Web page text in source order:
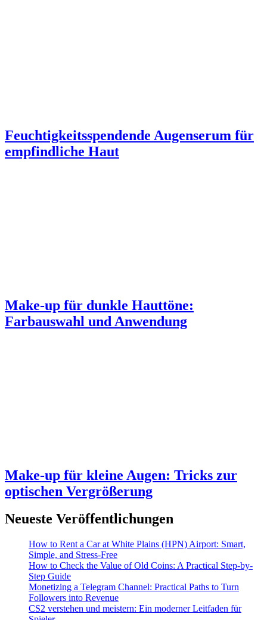
Feuchtigkeitsspendende Augenserum für
empfindliche Haut
Make-up für dunkle Hauttöne:
Farbauswahl und Anwendung
Make-up für kleine Augen: Tricks zur
optischen Vergrößerung
Neueste Veröffentlichungen
How to Rent a Car at White Plains (HPN) Airport: Smart,
Simple, and Stress-Free
How to Check the Value of Old Coins: A Practical Step-by-
Step Guide
Monetizing a Telegram Channel: Practical Paths to Turn
Followers into Revenue
CS2 verstehen und meistern: Ein moderner Leitfaden für